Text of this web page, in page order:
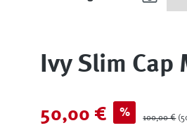
Ivy Slim Cap
Verkaufspreis:
50,00 € % Regulärer
100,00 €